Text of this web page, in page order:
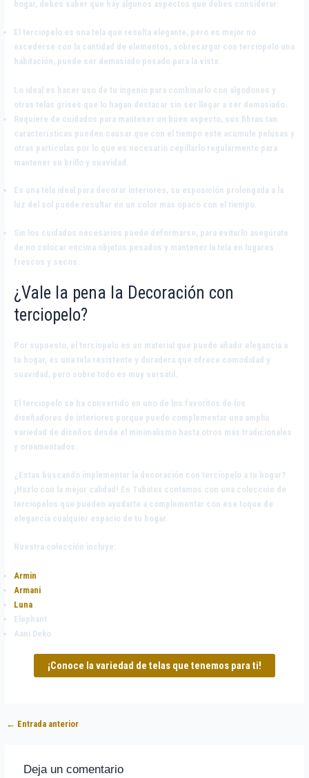
hogar, debes saber que hay algunos aspectos que debes considerar:
El terciopelo es una tela que resulta elegante, pero es mejor no
excederse con la cantidad de elementos, sobrecargar con terciopelo una
habitación, puede ser demasiado pesado para la vista.
Lo ideal es hacer uso de tu ingenio para combinarlo con algodones y
otras telas grises que lo hagan destacar sin ser llegar a ser demasiado.
Requiere de cuidados para mantener un buen aspecto, sus fibras tan
características pueden causar que con el tiempo este acumule pelusas y
otras partículas por lo que es necesario cepillarlo regularmente para
mantener su brillo y suavidad.
Es una tela ideal para decorar interiores, su exposición prolongada a la
luz del sol puede resultar en un color más opaco con el tiempo.
Sin los cuidados necesarios puede deformarse, para evitarlo asegúrate
de no colocar encima objetos pesados y mantener la tela en lugares
frescos y secos.
¿Vale la pena la Decoración con
terciopelo?
Por supuesto, el terciopelo es un material que puede añadir elegancia a
tu hogar, es una tela resistente y duradera que ofrece comodidad y
suavidad, pero sobre todo es muy versátil.
El terciopelo se ha convertido en uno de los favoritos de los
diseñadores de interiores porque puede complementar una amplia
variedad de diseños desde el minimalismo hasta otros más tradicionales
y ornamentados.
¿Estas buscando implementar la decoración con terciopelo a tu hogar?
¡Hazlo con la mejor calidad! En Tabatex contamos con una colección de
terciopelos que pueden ayudarte a complementar con ese toque de
elegancia cualquier espacio de tu hogar.
Nuestra colección incluye:
Armin
Armani
Luna
Elephant
Aani Deko
¡Conoce la variedad de telas que tenemos para ti!
← Entrada anterior
Deja un comentario